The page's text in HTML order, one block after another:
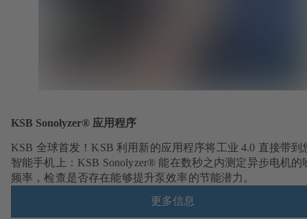
KSB Sonolyzer® 应用程序
KSB 全球首发！KSB 利用新的应用程序将工业 4.0 直接带到
智能手机上：KSB Sonolyzer® 能在数秒之内测定异步电机的
频率，检查是否存在能够提升泵效率的节能潜力。
更多信息